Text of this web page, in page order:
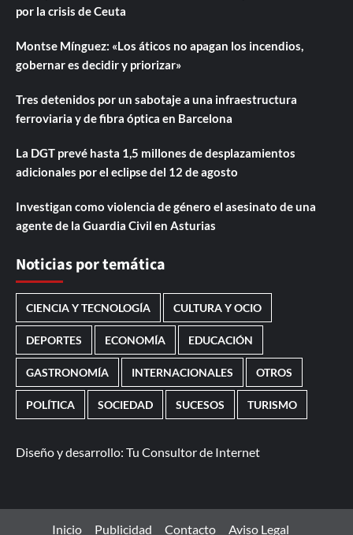
por la crisis de Ceuta
Montse Mínguez: «Los áticos no apagan los incendios,
gobernar es decidir y priorizar»
Tres detenidos por un sabotaje a una infraestructura
ferroviaria y de fibra óptica en Barcelona
La DGT prevé hasta 1,5 millones de desplazamientos
adicionales por el eclipse del 12 de agosto
Investigan como violencia de género el asesinato de una
agente de la Guardia Civil en Asturias
Noticias por temática
CIENCIA Y TECNOLOGÍA CULTURA Y OCIO
DEPORTES ECONOMÍA EDUCACIÓN
GASTRONOMÍA INTERNACIONALES OTROS
POLÍTICA SOCIEDAD SUCESOS TURISMO
Diseño y desarrollo: Tu Consultor de Internet
Inicio Publicidad Contacto Aviso Legal